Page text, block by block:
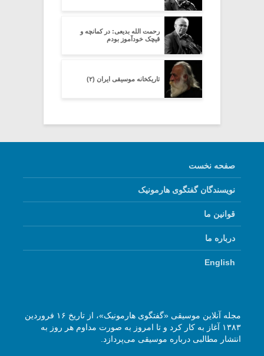
رحمت الله بدیعی: در کمانچه و
قیچک خودآموز بودم
تاریکخانه موسیقی ایران (۲)
صفحه نخست
نویسندگان گفتگوی هارمونیک
قوانین ما
درباره ما
English
مجله آنلاین موسیقی «گفتگوی هارمونیک»، از تاریخ ۱۶ فروردین
۱۳۸۳ آغاز به کار کرد و تا امروز به صورت مداوم هر روز به
انتشار مطالبی درباره موسیقی می‌پردازد.